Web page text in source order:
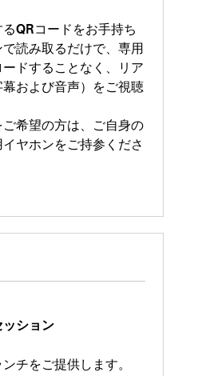
QRコードをお手持ち
読み取るだけで、専用
ドすることなく、リア
および音声）をご視聴
希望の方は、ご自身の
ヤホンをご持参くださ
ション
チをご提供します。